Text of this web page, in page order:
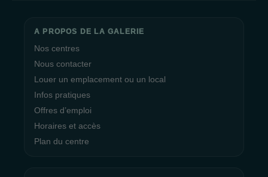
A PROPOS DE LA GALERIE
Nos centres
Nous contacter
Louer un emplacement ou un local
Infos pratiques
Offres d’emploi
Horaires et accès
Plan du centre